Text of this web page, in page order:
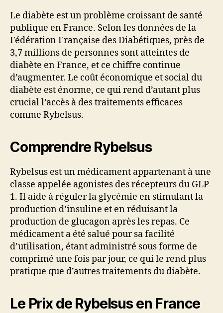
Le diabète est un problème croissant de santé
publique en France. Selon les données de la
Fédération Française des Diabétiques, près de
3,7 millions de personnes sont atteintes de
diabète en France, et ce chiffre continue
d’augmenter. Le coût économique et social du
diabète est énorme, ce qui rend d’autant plus
crucial l’accès à des traitements efficaces
comme Rybelsus.
Comprendre Rybelsus
Rybelsus est un médicament appartenant à une
classe appelée agonistes des récepteurs du GLP-
1. Il aide à réguler la glycémie en stimulant la
production d’insuline et en réduisant la
production de glucagon après les repas. Ce
médicament a été salué pour sa facilité
d’utilisation, étant administré sous forme de
comprimé une fois par jour, ce qui le rend plus
pratique que d’autres traitements du diabète.
Le Prix de Rybelsus en France